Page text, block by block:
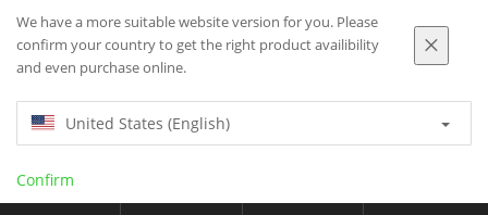
We have a more suitable website version for you. Please
confirm your country to get the right product availibility
and even purchase online.
United States (English)
Confirm